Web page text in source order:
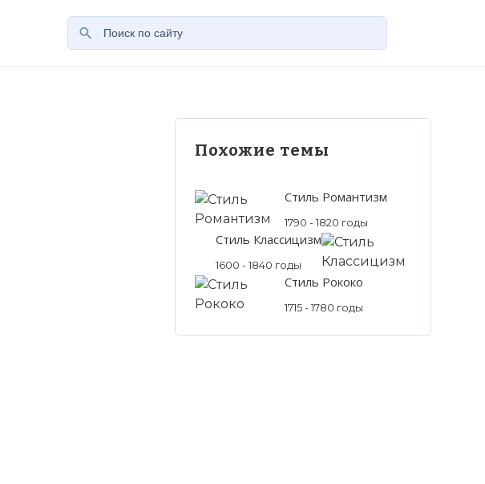
Похожие темы
Стиль Романтизм
1790 - 1820 годы
Стиль Классицизм
1600 - 1840 годы
Стиль Рококо
1715 - 1780 годы